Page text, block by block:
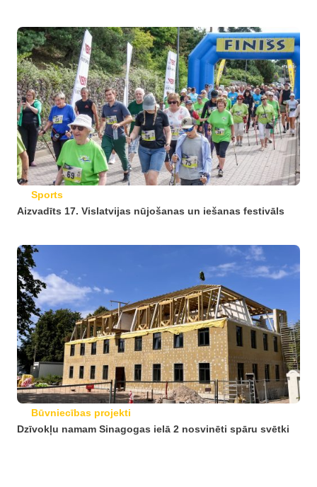
Sports
Aizvadīts 17. Vislatvijas nūjošanas un iešanas festivāls
Būvniecības projekti
Dzīvokļu namam Sinagogas ielā 2 nosvinēti spāru svētki